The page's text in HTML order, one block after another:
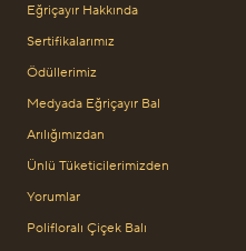
Eğriçayır Hakkında
Sertifikalarımız
Ödüllerimiz
Medyada Eğriçayır Bal
Arılığımızdan
Ünlü Tüketicilerimizden
Yorumlar
Polifloralı Çiçek Balı